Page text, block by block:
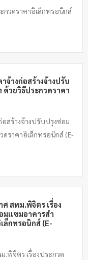
กวดราคาอิเล็กทรอนิกส์
จ้างก่อสร้างจ้างปรับ
ด้วยวิธีประกวดราคา
สร้างจ้างปรับปรุงซ่อม
ดราคาอิเล็กทรอนิกส์ (E-
สพม.พิจิตร เรื่อง
เเซมอาคารสำ
ล็กทรอนิกส์ (E-
พิจิตร เรื่องประกวด